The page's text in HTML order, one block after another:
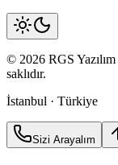
© 2026 RGS Yazılım
saklıdır.
İstanbul · Türkiye
Sizi Arayalım